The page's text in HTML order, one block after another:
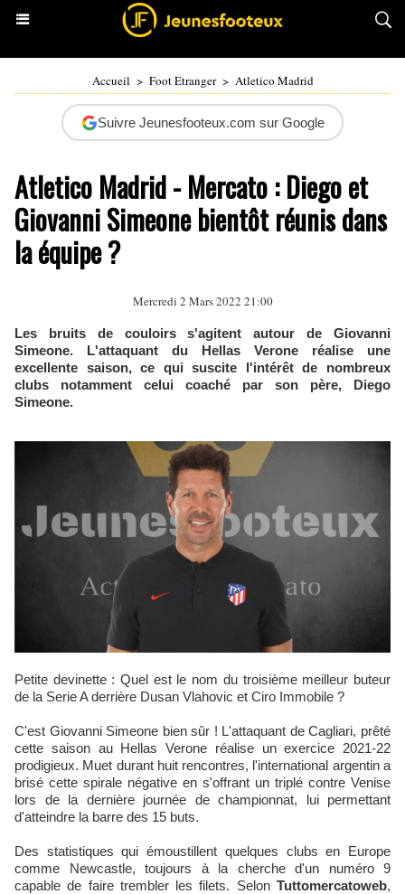
Accueil > Foot Etranger > Atletico Madrid
Suivre Jeunesfooteux.com sur Google
Atletico Madrid - Mercato : Diego et
Giovanni Simeone bientôt réunis dans
la équipe ?
Mercredi 2 Mars 2022 21:00
Les bruits de couloirs s'agitent autour de Giovanni
Simeone. L'attaquant du Hellas Verone réalise une
excellente saison, ce qui suscite l'intérêt de nombreux
clubs notamment celui coaché par son père, Diego
Simeone.
Petite devinette : Quel est le nom du troisième meilleur buteur
de la Serie A derrière Dusan Vlahovic et Ciro Immobile ?
C'est Giovanni Simeone bien sûr ! L'attaquant de Cagliari, prêté
cette saison au Hellas Verone réalise un exercice 2021-22
prodigieux. Muet durant huit rencontres, l'international argentin a
brisé cette spirale négative en s'offrant un triplé contre Venise
lors de la dernière journée de championnat, lui permettant
d'atteindre la barre des 15 buts.
Des statistiques qui émoustillent quelques clubs en Europe
comme Newcastle, toujours à la cherche d'un numéro 9
capable de faire trembler les filets. Selon Tuttomercatoweb,